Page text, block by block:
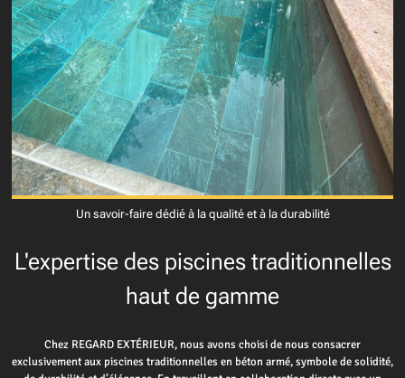
Un savoir-faire dédié à la qualité et à la durabilité
L'expertise des piscines traditionnelles
haut de gamme
Chez REGARD EXTÉRIEUR, nous avons choisi de nous consacrer
exclusivement aux piscines traditionnelles en béton armé, symbole de solidité,